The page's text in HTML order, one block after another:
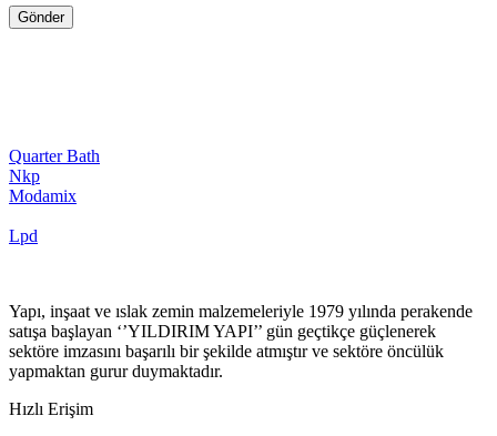
Quarter Bath
Nkp
Modamix
Lpd
Yapı, inşaat ve ıslak zemin malzemeleriyle 1979 yılında perakende
satışa başlayan ‘’YILDIRIM YAPI’’ gün geçtikçe güçlenerek
sektöre imzasını başarılı bir şekilde atmıştır ve sektöre öncülük
yapmaktan gurur duymaktadır.
Hızlı Erişim